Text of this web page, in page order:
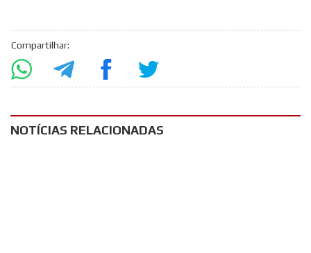
Compartilhar:
NOTÍCIAS RELACIONADAS